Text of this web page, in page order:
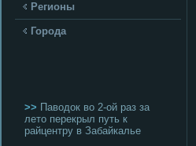
Регионы
Города
>> Паводок во 2-ой раз за
лето перекрыл путь к
райцентру в Забайкалье